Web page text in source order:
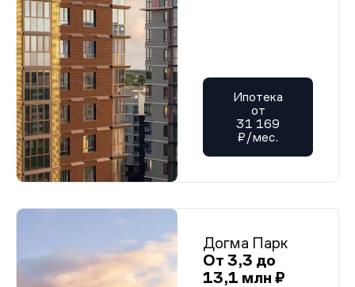
Ипотека
от
31 169
₽/мес.
Догма Парк
От 3,3 до
13,1 млн ₽